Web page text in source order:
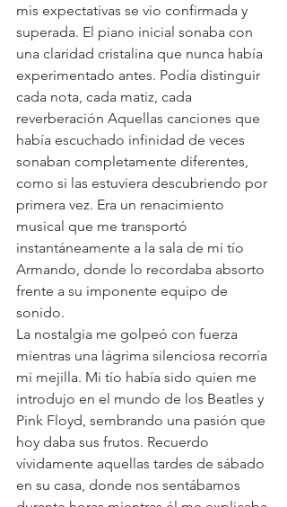
mis expectativas se vio confirmada y
superada. El piano inicial sonaba con
una claridad cristalina que nunca había
experimentado antes. Podía distinguir
cada nota, cada matiz, cada
reverberación Aquellas canciones que
había escuchado infinidad de veces
sonaban completamente diferentes,
como si las estuviera descubriendo por
primera vez. Era un renacimiento
musical que me transportó
instantáneamente a la sala de mi tío
Armando, donde lo recordaba absorto
frente a su imponente equipo de
sonido.
La nostalgia me golpeó con fuerza
mientras una lágrima silenciosa recorría
mi mejilla. Mi tío había sido quien me
introdujo en el mundo de los Beatles y
Pink Floyd, sembrando una pasión que
hoy daba sus frutos. Recuerdo
vívidamente aquellas tardes de sábado
en su casa, donde nos sentábamos